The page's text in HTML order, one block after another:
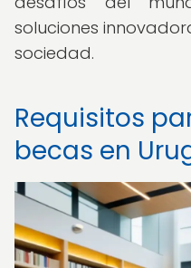
soluciones
sociedad.
Requisitos
becas en